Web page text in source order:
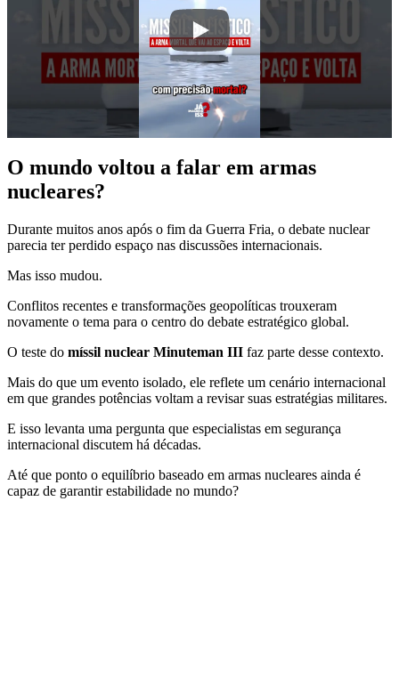
O mundo voltou a falar em armas
nucleares?
Durante muitos anos após o fim da Guerra Fria, o debate nuclear
parecia ter perdido espaço nas discussões internacionais.
Mas isso mudou.
Conflitos recentes e transformações geopolíticas trouxeram
novamente o tema para o centro do debate estratégico global.
O teste do míssil nuclear Minuteman III faz parte desse contexto.
Mais do que um evento isolado, ele reflete um cenário internacional
em que grandes potências voltam a revisar suas estratégias militares.
E isso levanta uma pergunta que especialistas em segurança
internacional discutem há décadas.
Até que ponto o equilíbrio baseado em armas nucleares ainda é
capaz de garantir estabilidade no mundo?